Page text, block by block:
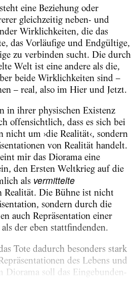
eine Beziehung oder
gleichzeitig neben- und
Wirklichkeiten, die das
das Vorläufige und Endgültige,
zu verbinden sucht. Die durch
Welt ist eine andere als die,
beide Wirklichkeiten sind –
– real, also im Hier und Jetzt.
in ihrer physischen Existenz
offensichtlich, dass es sich bei
nicht um ›die Realität‹, sondern
von Realität handelt.
mir das Diorama eine
den Ersten Weltkrieg auf die
als vermittelte
Realität. Die Bühne ist nicht
sondern durch die
auch Repräsentation einer
der eben stattfindenden.
Tote dadurch besonders stark
des Lebens und
Diorama soll das Eingebunden-